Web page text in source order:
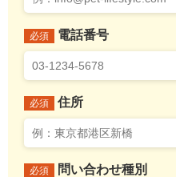
必須 電話番号
必須 住所
必須
問い合わせ種別